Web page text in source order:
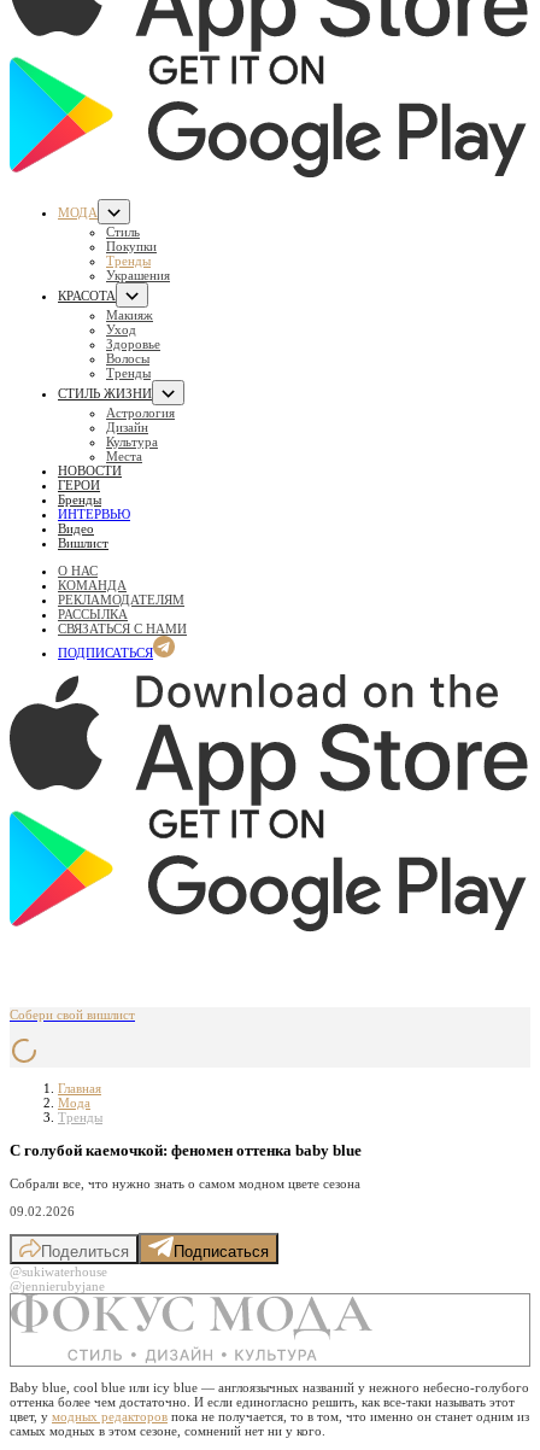
МОДА
Стиль
Покупки
Тренды
Украшения
КРАСОТА
Макияж
Уход
Здоровье
Волосы
Тренды
СТИЛЬ ЖИЗНИ
Астрология
Дизайн
Культура
Места
НОВОСТИ
ГЕРОИ
Бренды
ИНТЕРВЬЮ
Видео
Вишлист
О НАС
КОМАНДА
РЕКЛАМОДАТЕЛЯМ
РАССЫЛКА
СВЯЗАТЬСЯ С НАМИ
ПОДПИСАТЬСЯ
Собери свой вишлист
Главная
Мода
Тренды
С голубой каемочкой: феномен оттенка baby blue
Собрали все, что нужно знать о самом модном цвете сезона
09.02.2026
Поделиться Подписаться
@sukiwaterhouse
@jennierubyjane
Baby blue, cool blue или icy blue — англоязычных названий у нежного небесно-голубого
оттенка более чем достаточно. И если единогласно решить, как все-таки называть этот
цвет, у модных редакторов пока не получается, то в том, что именно он станет одним из
самых модных в этом сезоне, сомнений нет ни у кого.